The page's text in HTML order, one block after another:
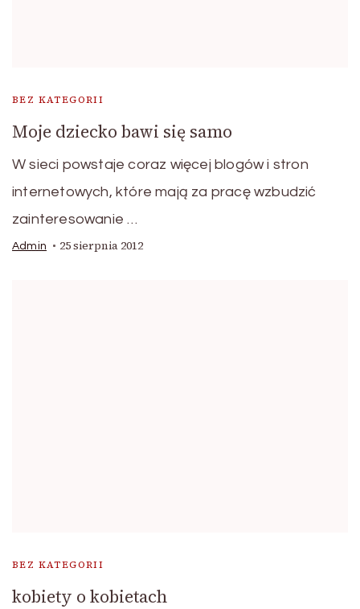
BEZ KATEGORII
Moje dziecko bawi się samo
W sieci powstaje coraz więcej blogów i stron
internetowych, które mają za pracę wzbudzić
zainteresowanie …
Admin 25 sierpnia 2012
BEZ KATEGORII
kobiety o kobietach